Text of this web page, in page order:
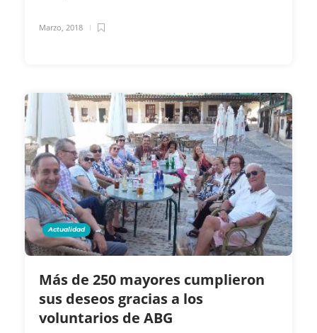
Marzo, 2018
Actualidad
Más de 250 mayores cumplieron
sus deseos gracias a los
voluntarios de ABG